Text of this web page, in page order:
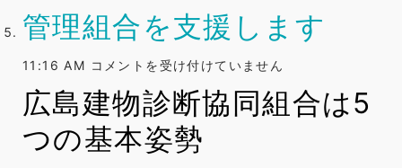
管理組合を支援します
11:16 AM 管
理
組
合
を
コメントを受け付けていません
広島建物診断協同組合は5
つの基本姿勢